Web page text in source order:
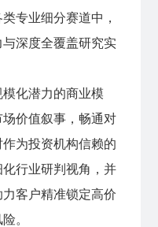
专业细分赛道中，
深度全覆盖研究实
化潜力的商业模
价值叙事，畅通对
为投资机构信赖的
行业研判视角，并
客户精准锁定高价
。